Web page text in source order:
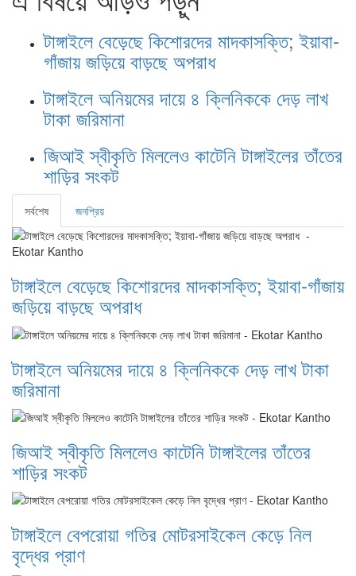
টাঙ্গাইলে বেড়েছে কিশোরদের মাদকাসক্তি; ইয়াবা-
গাঁজায় জড়িয়ে বাড়ছে অপরাধ
টাঙ্গাইলে অনিয়মের দায়ে ৪ ক্লিনিককে দেড় লাখ
টাকা জরিমানা
জিআই স্বীকৃতি মিললেও কাটেনি টাঙ্গাইলের তাঁতের
শাড়ির সংকট
সর্বশেষ জনপ্রিয়
টাঙ্গাইলে বেড়েছে কিশোরদের মাদকাসক্তি; ইয়াবা-গাঁজায়
জড়িয়ে বাড়ছে অপরাধ
টাঙ্গাইলে অনিয়মের দায়ে ৪ ক্লিনিককে দেড় লাখ টাকা
জরিমানা
জিআই স্বীকৃতি মিললেও কাটেনি টাঙ্গাইলের তাঁতের
শাড়ির সংকট
টাঙ্গাইলে বেপরোয়া গতির মোটরসাইকেল কেড়ে নিল
বৃদ্ধের প্রাণ